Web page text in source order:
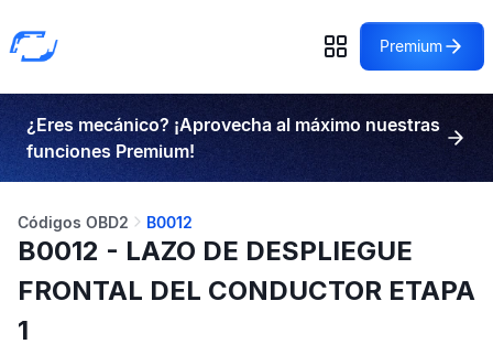
Premium
¿Eres mecánico? ¡Aprovecha al máximo nuestras
funciones Premium!
Códigos OBD2 B0012
B0012 - LAZO DE DESPLIEGUE
FRONTAL DEL CONDUCTOR ETAPA
1